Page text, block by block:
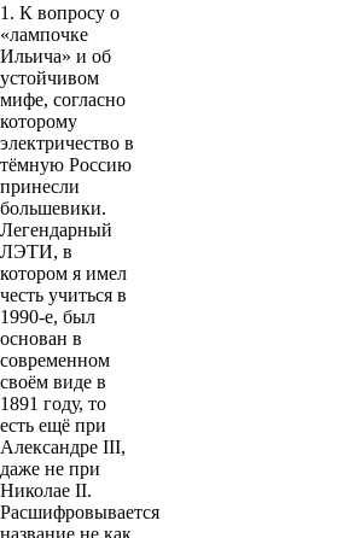
1. К вопросу о
«лампочке
Ильича» и об
устойчивом
мифе, согласно
которому
электричество в
тёмную Россию
принесли
большевики.
Легендарный
ЛЭТИ, в
котором я имел
честь учиться в
1990-е, был
основан в
современном
своём виде в
1891 году, то
есть ещё при
Александре III,
даже не при
Николае II.
Расшифровывается
название не как